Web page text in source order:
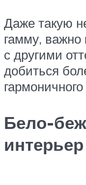
Даже такую
гамму, важно
с другими
добиться
Бело-
интерьер